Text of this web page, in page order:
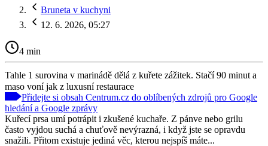
Bruneta v kuchyni
12. 6. 2026, 05:27
4 min
Tahle 1 surovina v marinádě dělá z kuřete zážitek. Stačí 90 minut a
maso voní jak z luxusní restaurace
Přidejte si obsah Centrum.cz do oblíbených zdrojů pro Google
hledání a Google zprávy
Kuřecí prsa umí potrápit i zkušené kuchaře. Z pánve nebo grilu
často vyjdou suchá a chuťově nevýrazná, i když jste se opravdu
snažili. Přitom existuje jediná věc, kterou nejspíš máte...